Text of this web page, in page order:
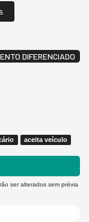
DIFERENCIADO
aceita veículo
ser alterados sem prévia